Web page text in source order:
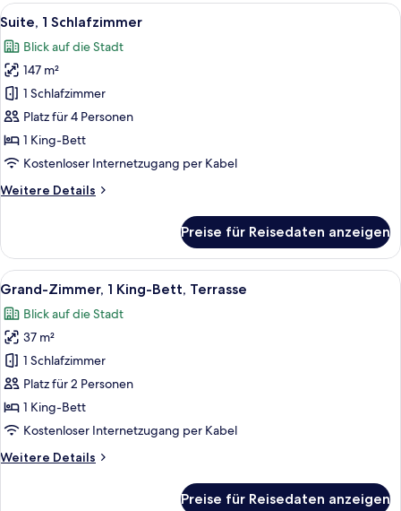
Schlafzimmer
Alle
Fotos
für
Suite,
Schlafzimmer
anzeigen
Ein Himmelsbett mit einem grünen,
10
Suite, 1 Schlafzimmer
Blick auf die Stadt
147 m²
1 Schlafzimmer
Platz für 4 Personen
1 King-Bett
Kostenloser Internetzugang per Kabel
Weitere Details
Weitere
1
Schlafzimmer
Preise für Reisedaten anzeigen
Alle
Fotos
für
Grand-
Zimmer,
1 King-
Bett,
Terrasse
Ein Hotelzimmer mit Bett,
16
Grand-Zimmer, 1 King-Bett, Terrasse
Blick auf die Stadt
37 m²
1 Schlafzimmer
Platz für 2 Personen
1 King-Bett
Kostenloser Internetzugang per Kabel
Weitere Details
Weitere
Preise für Reisedaten anzeigen